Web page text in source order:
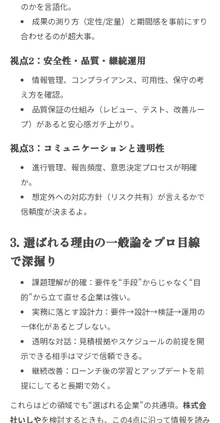
のかを言語化。
成果の測り方（定性/定量）と期間感を事前にすり
合わせるのが超大事。
視点2：安全性・品質・継続運用
情報管理、コンプライアンス、可用性、保守の考
え方を確認。
品質保証の仕組み（レビュー、テスト、改善ルー
プ）があると安心感ガチ上がり。
視点3：コミュニケーションと透明性
進行管理、報告頻度、意思決定プロセスが明確
か。
想定外への対応方針（リスク共有）が言えるかで
信頼度が決まるよ。
3. 選ばれる理由の一般論をプロ目線
で深掘り
課題理解が的確：要件を“手段”からじゃなく“目
的”から立て直せる企業は強い。
実務に落とす設計力：要件→設計→検証→運用の
一体化があるとブレない。
透明な対話：見積根拠やスケジュールの前提を開
示できる相手はマジで信頼できる。
継続改善：ローンチ後の学習とアップデートを前
提にしてると長期で効く。
これらはどの領域でも“選ばれる企業”の共通項。 株式会
社いしやを検討するときも、この4点に沿って情報を読み